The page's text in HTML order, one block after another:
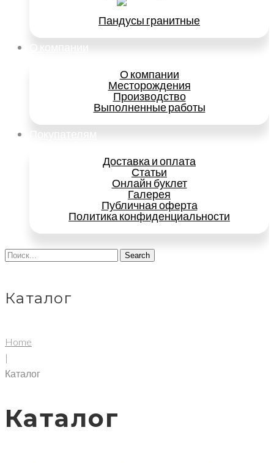
Пандусы гранитные
О компании
О компании
Месторождения
Производство
Выполненные работы
Покупателям
Доставка и оплата
Статьи
Онлайн буклет
Галерея
Публичная оферта
Политика конфиденциальности
Search
Каталог
Home
|
Каталог
Каталог